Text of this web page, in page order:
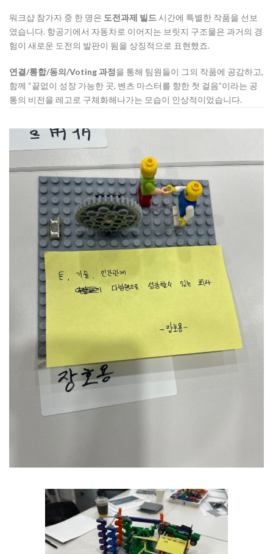
워크샵 참가자 중 한 명은 도전과제 빌드 시간에 특별한 작품을 선보
였습니다. 항공기에서 자동차로 이어지는 브릿지 구조물은 과거의 경
험이 새로운 도전의 발판이 됨을 상징적으로 표현했죠.
연결/통합/동의/Voting 과정을 통해 팀원들이 그의 작품에 공감하고,
함께 “끝없이 성장 가능한 곳, 벤츠 마스터를 향한 첫 걸음”이라는 공
통의 비전을 레고로 구체화해나가는 모습이 인상적이었습니다.